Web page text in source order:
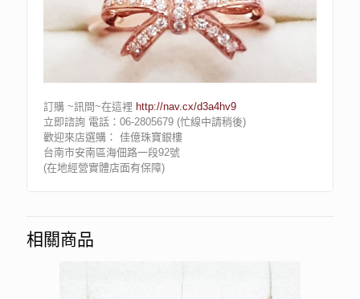
訂購 ~訊問~在這裡 http://nav.cx/d3a4hv9
立即諮詢 電話：06-2805679 (忙線中請稍後)
歡迎來店選購： 佳億珠寶銀樓
台南市安南區海佃路一段92號
(在地經營實體店面有保障)
相關商品